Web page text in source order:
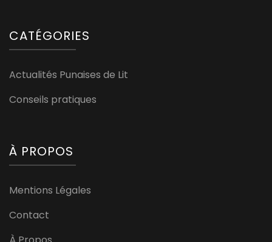
CATÉGORIES
Actualités Punaises de Lit
Conseils pratiques
À PROPOS
Mentions Légales
Contact